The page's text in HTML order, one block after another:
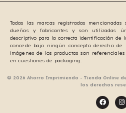
Todas las marcas registradas
dueños y fabricantes y son utilizadas
descriptivo para la correcta identificación de
concede bajo ningún concepto derecho de
imágenes de los productos son
en cuestiones de packaging.
© 2026 Ahorro Imprimiendo - Tienda Online
los derechos